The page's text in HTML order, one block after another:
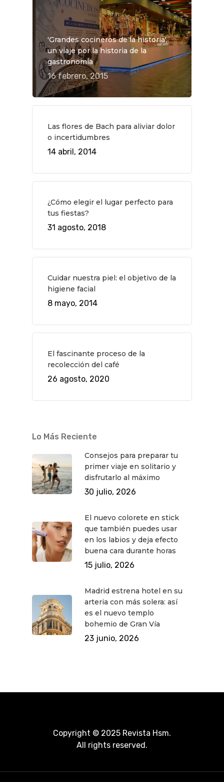
'Grandes cocineros de la historia',
un viaje por la historia de la
gastronomía
16 febrero, 2015
Las flores de Bach para aliviar dolor
o incertidumbres
14 abril, 2014
¿Cómo elegir el lugar perfecto para
tus fiestas?
31 agosto, 2018
Cuidar nuestra piel: el objetivo de la
higiene facial
8 mayo, 2014
El fascinante proceso de la
recolección del café
26 agosto, 2020
Lo Más Reciente
Consejos para preparar tu
primer viaje en solitario y
disfrutarlo al máximo
30 julio, 2026
El nuevo colorete en stick
que también puedes usar
en los labios y deja efecto
buena cara durante horas
15 julio, 2026
Madrid estrena hotel en su
arteria con más solera: así
es el nuevo templo
bohemio de Gran Vía
23 junio, 2026
Copyright © 2025 Revista Hsm.
All rights reserved.
QUÉ HACER
Música
Bares Y Cafés
Gastro
CONTACTO